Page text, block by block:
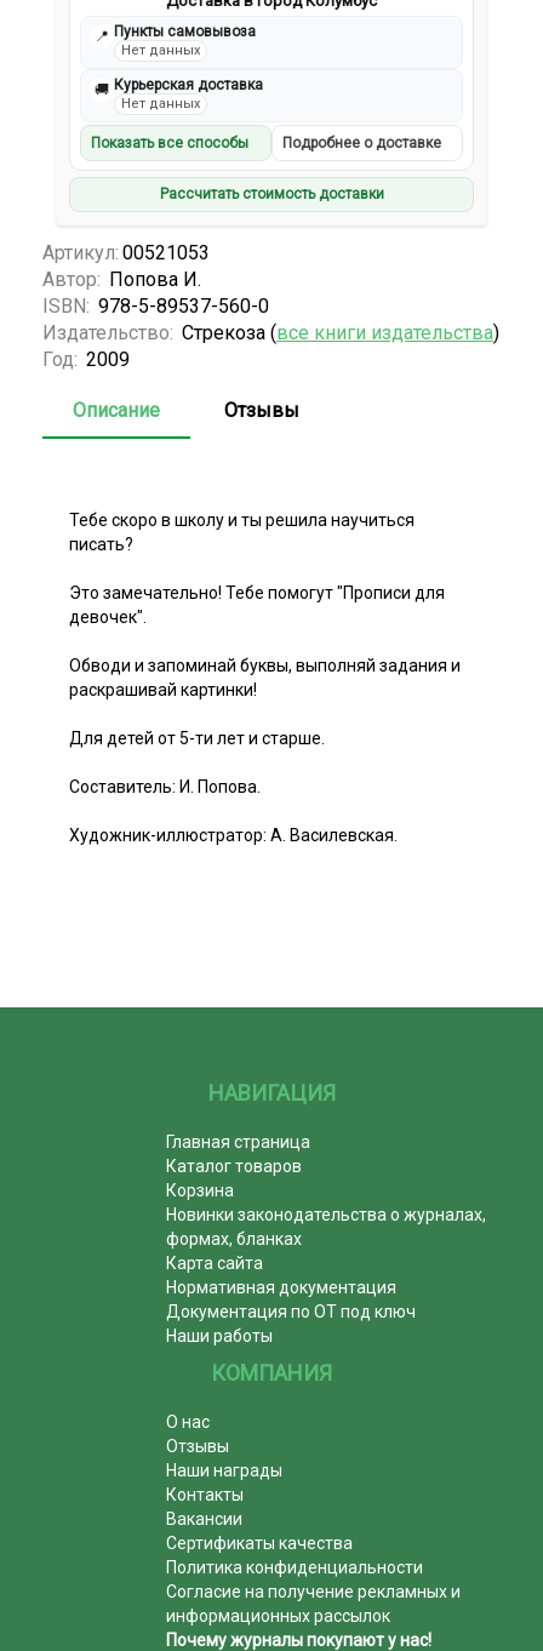
📍 Пункты самовывоза
Нет данных
🚚 Курьерская доставка
Нет данных
Показать все способы Подробнее о доставке
Рассчитать стоимость доставки
Артикул: 00521053
Автор: Попова И.
ISBN: 978-5-89537-560-0
Издательство: Стрекоза (все книги издательства)
Год: 2009
Описание Отзывы
Тебе скоро в школу и ты решила научиться
писать?
Это замечательно! Тебе помогут "Прописи для
девочек".
Обводи и запоминай буквы, выполняй задания и
раскрашивай картинки!
Для детей от 5-ти лет и старше.
Составитель: И. Попова.
Художник-иллюстратор: А. Василевская.
НАВИГАЦИЯ
Главная страница
Каталог товаров
Корзина
Новинки законодательства о журналах,
формах, бланках
Карта сайта
Нормативная документация
Документация по ОТ под ключ
Наши работы
КОМПАНИЯ
О нас
Отзывы
Наши награды
Контакты
Вакансии
Сертификаты качества
Политика конфиденциальности
Согласие на получение рекламных и
информационных рассылок
Почему журналы покупают у нас!